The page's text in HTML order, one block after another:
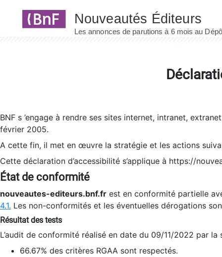
BNF s ’engage à rendre ses sites internet, intranet,
février 2005.
A cette fin, il met en œuvre la stratégie et les actions
Cette déclaration d’accessibilité s’applique à https://
État de conformité
nouveautes-editeurs.bnf.fr est en conformité partielle
4.1. Les non-conformités et les éventuelles dérogations
Résultat des tests
L’audit de conformité réalisé en date du 09/11/2022 par
66.67% des critères RGAA sont respectés.